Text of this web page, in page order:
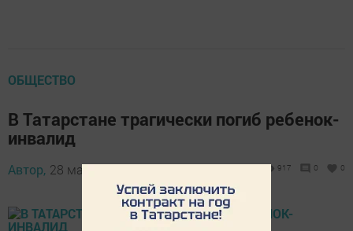
ОБЩЕСТВО
В Татарстане трагически погиб ребенок-
инвалид
Автор, 28 марта 2017 - 06:30 917 0 0